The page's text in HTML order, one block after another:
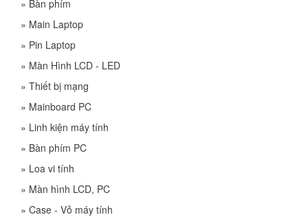
» Bàn phím
» Main Laptop
» Pin Laptop
» Màn Hình LCD - LED
» Thiết bị mạng
» Mainboard PC
» Linh kiện máy tính
» Bàn phím PC
» Loa vi tính
» Màn hình LCD, PC
» Case - Vỏ máy tính